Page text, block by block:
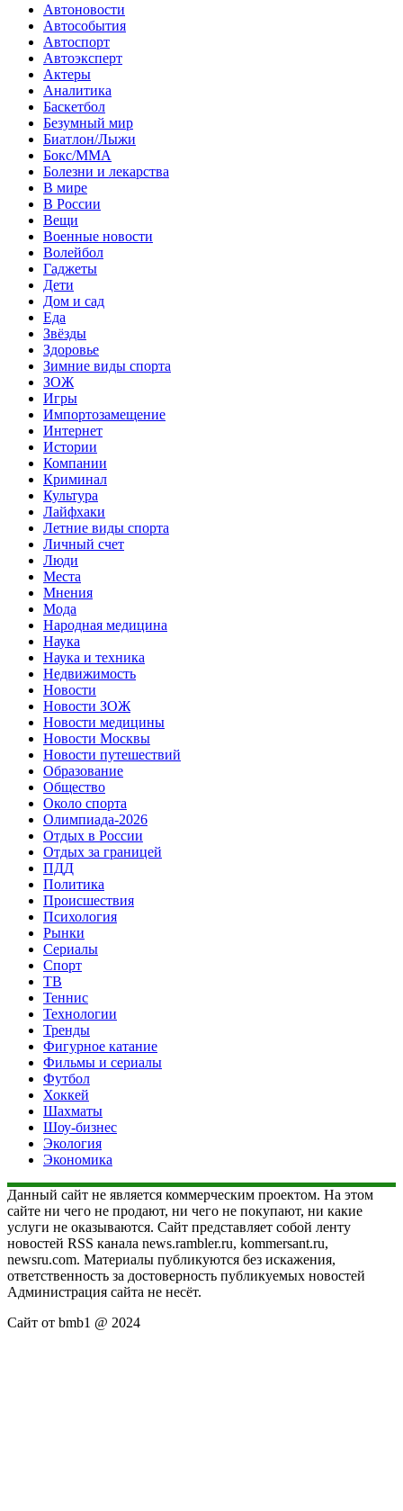
Автоновости
Автособытия
Автоспорт
Автоэксперт
Актеры
Аналитика
Баскетбол
Безумный мир
Биатлон/Лыжи
Бокс/MMA
Болезни и лекарства
В мире
В России
Вещи
Военные новости
Волейбол
Гаджеты
Дети
Дом и сад
Еда
Звёзды
Здоровье
Зимние виды спорта
ЗОЖ
Игры
Импортозамещение
Интернет
Истории
Компании
Криминал
Культура
Лайфхаки
Летние виды спорта
Личный счет
Люди
Места
Мнения
Мода
Народная медицина
Наука
Наука и техника
Недвижимость
Новости
Новости ЗОЖ
Новости медицины
Новости Москвы
Новости путешествий
Образование
Общество
Около спорта
Олимпиада-2026
Отдых в России
Отдых за границей
ПДД
Политика
Происшествия
Психология
Рынки
Сериалы
Спорт
ТВ
Теннис
Технологии
Тренды
Фигурное катание
Фильмы и сериалы
Футбол
Хоккей
Шахматы
Шоу-бизнес
Экология
Экономика
Данный сайт не является коммерческим проектом. На этом
сайте ни чего не продают, ни чего не покупают, ни какие
услуги не оказываются. Сайт представляет собой ленту
новостей RSS канала news.rambler.ru, kommersant.ru,
newsru.com. Материалы публикуются без искажения,
ответственность за достоверность публикуемых новостей
Администрация сайта не несёт.
Сайт от bmb1 @ 2024